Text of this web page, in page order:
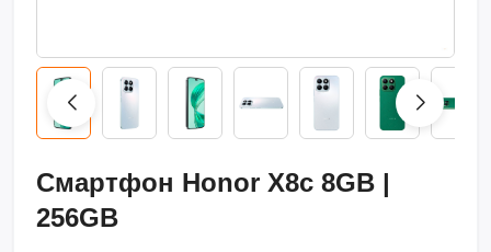
Смартфон Honor X8c 8GB |
256GB